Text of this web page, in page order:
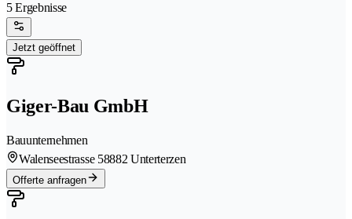
5 Ergebnisse
Jetzt geöffnet
Giger-Bau GmbH
Bauunternehmen
Walenseestrasse 58882 Unterterzen
Offerte anfragen